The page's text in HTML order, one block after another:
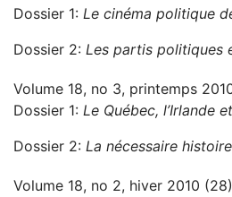
Dossier 1: Le cinéma politique
Dossier 2: Les partis politiques
Volume 18, no 3, printemps
Dossier 1: Le Québec, l’Irlande
Dossier 2: La nécessaire
Volume 18, no 2, hiver 2010 (28)